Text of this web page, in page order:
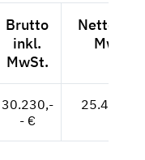
Brutto
inkl.
MwSt.
Netto
MwSt.
30.230,-
- €
25.403,--